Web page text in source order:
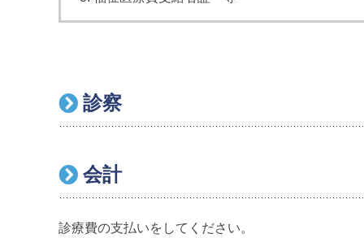
診察
会計
診療費の支払いをしてください。